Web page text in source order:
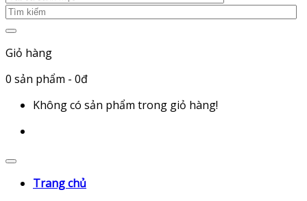
Giỏ hàng
0 sản phẩm - 0đ
Không có sản phẩm trong giỏ hàng!
Trang chủ